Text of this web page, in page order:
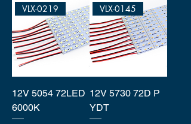
VLX-0219
12V 5054 72LED
6000K
VLX-0145
12V 5730 72D P
YDT